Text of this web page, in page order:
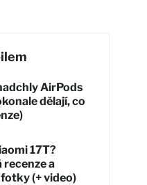
AirPods
dělají, co
17T?
recenze a
(+ video)